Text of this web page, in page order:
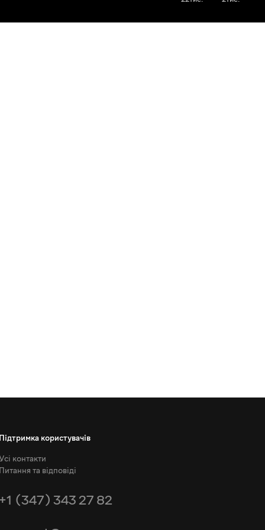
Підтримка користувачів
контакти
Питання та відповіді
+1 (347) 343 27 82